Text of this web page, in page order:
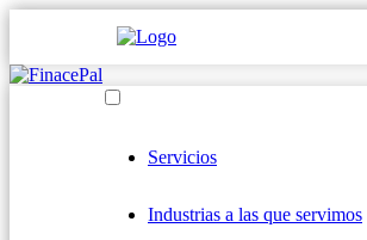
Servicios
Industrias a las que servimos